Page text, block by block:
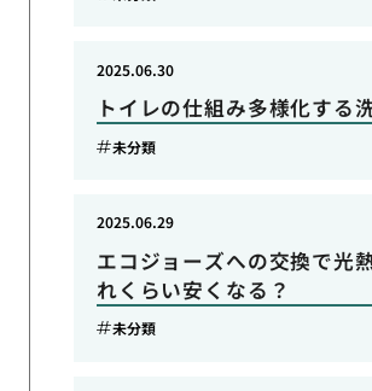
トイレの仕組み多様化する
2025.06.30
未分類
エコジョーズへの交換で光
れくらい安くなる？
2025.06.29
未分類